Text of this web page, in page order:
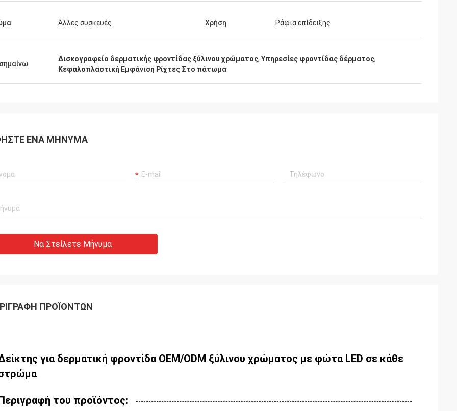
Άλλες συσκευές Χρήση Ράφια επίδειξης
Δισκογραφείο δερματικής φροντίδας ξύλινου χρώματος, Υπηρεσίες φροντίδας δέρματος,
Κεφαλοπλαστική Εμφάνιση Ρίχτες Στο πάτωμα
ΈΝΑ ΜΉΝΥΜΑ
Να Στείλετε Μήνυμα
ΠΡΟΪΌΝΤΩΝ
για δερματική φροντίδα OEM/ODM ξύλινου χρώματος με φώτα LED σε κάθε
του προϊόντος: